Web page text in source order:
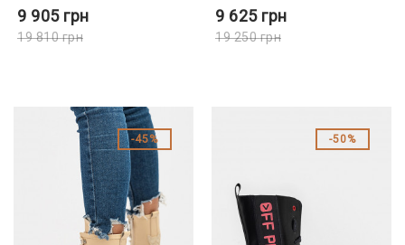
9 905 грн
19 810грн
9 625 грн
19 250грн
45% 50%